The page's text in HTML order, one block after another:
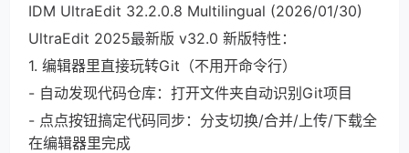
IDM UltraEdit 32.2.0.8 Multilingual (2026/01/30)
UltraEdit 2025最新版 v32.0 新版特性：
1. 编辑器里直接玩转Git（不用开命令行）
- 自动发现代码仓库：打开文件夹自动识别Git项目
- 点点按钮搞定代码同步：分支切换/合并/上传/下载全
在编辑器里完成